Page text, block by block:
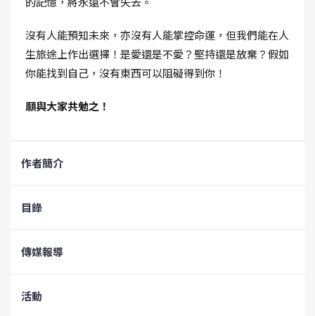
沒有人能預知未來，亦沒有人能掌控命運，但我們能在人
生旅途上作出選擇！是愛還是不愛？堅持還是放棄？假如
你能找到自己，沒有東西可以阻礙得到你！
願與大家共勉之！
作者簡介
目錄
傳媒報導
活動